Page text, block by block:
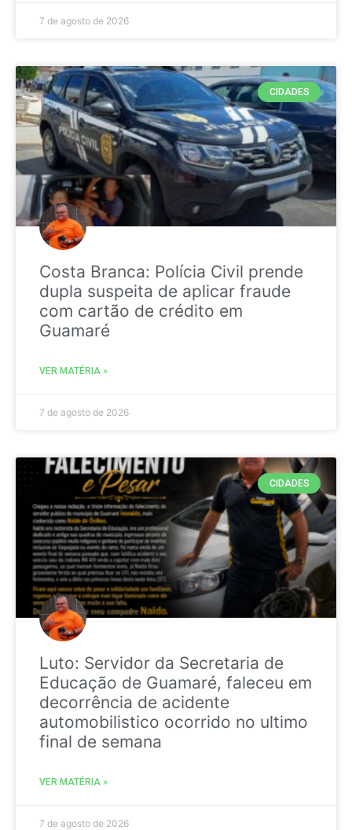
7 de agosto de 2026
CIDADES
Costa Branca: Polícia Civil prende
dupla suspeita de aplicar fraude
com cartão de crédito em
Guamaré
VER MATÉRIA »
7 de agosto de 2026
CIDADES
Luto: Servidor da Secretaria de
Educação de Guamaré, faleceu em
decorrência de acidente
automobilistico ocorrido no ultimo
final de semana
VER MATÉRIA »
7 de agosto de 2026